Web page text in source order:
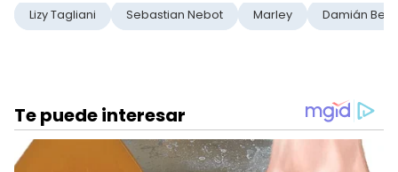
Lizy Tagliani Sebastian Nebot Marley Damián